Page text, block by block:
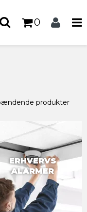
0
produkter
ERHVERVS
ALARMER